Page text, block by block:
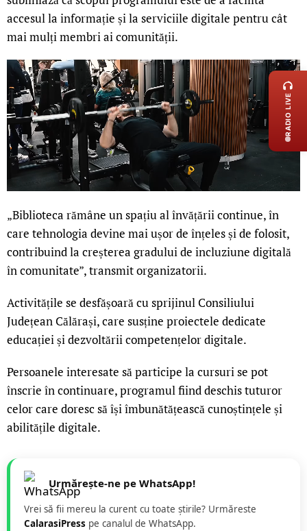
accesul la informație și la serviciile digitale pentru cât
mai mulți membri ai comunității.
„Biblioteca rămâne un spațiu al învățării continue, în
care tehnologia devine mai ușor de înțeles și de folosit,
contribuind la creșterea gradului de incluziune digitală
în comunitate”, transmit organizatorii.
Activitățile se desfășoară cu sprijinul Consiliului
Județean Călărași, care susține proiectele dedicate
educației și dezvoltării competențelor digitale.
Persoanele interesate să participe la cursuri se pot
înscrie în continuare, programul fiind deschis tuturor
celor care doresc să își îmbunătățească cunoștințele și
abilitățile digitale.
Urmărește-ne pe WhatsApp!
Vrei să fii mereu la curent cu toate știrile? Urmăreste
CalarasiPress pe canalul de WhatsApp.
LIVE
RADIO LIVE